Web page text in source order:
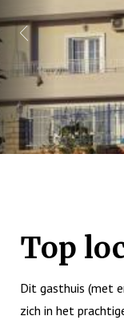
Top
Dit gasthuis (met
zich in het